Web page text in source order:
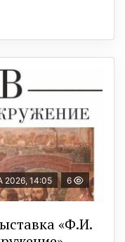
2026, 14:05 6
«Ф.И.